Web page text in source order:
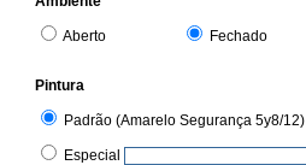
Aberto Fechado
Pintura
Padrão (Amarelo Segurança 5y8/12)
Especial